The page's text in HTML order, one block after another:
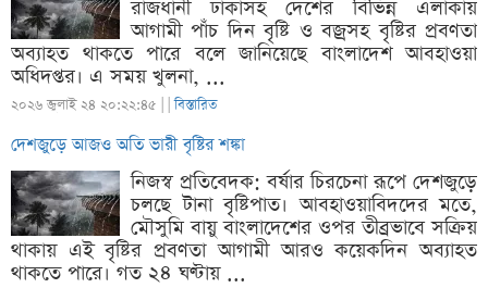
রাজধানী ঢাকাসহ দেশের বিভিন্ন এলাকায়
আগামী পাঁচ দিন বৃষ্টি ও বজ্রসহ বৃষ্টির প্রবণতা
অব্যাহত থাকতে পারে বলে জানিয়েছে বাংলাদেশ আবহাওয়া
অধিদপ্তর। এ সময় খুলনা, ...
২০২৬ জুলাই ২৪ ২০:২২:৪৫ | |বিস্তারিত
দেশজুড়ে আজও অতি ভারী বৃষ্টির শঙ্কা
নিজস্ব প্রতিবেদক: বর্ষার চিরচেনা রূপে দেশজুড়ে
চলছে টানা বৃষ্টিপাত। আবহাওয়াবিদদের মতে,
মৌসুমি বায়ু বাংলাদেশের ওপর তীব্রভাবে সক্রিয়
থাকায় এই বৃষ্টির প্রবণতা আগামী আরও কয়েকদিন অব্যাহত
থাকতে পারে। গত ২৪ ঘণ্টায় ...